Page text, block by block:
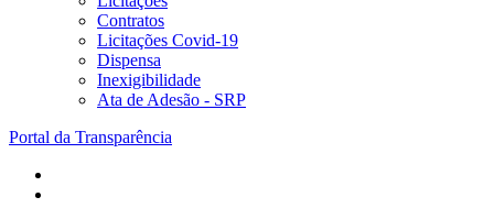
Contratos
Licitações Covid-19
Dispensa
Inexigibilidade
Ata de Adesão - SRP
Portal da Transparência